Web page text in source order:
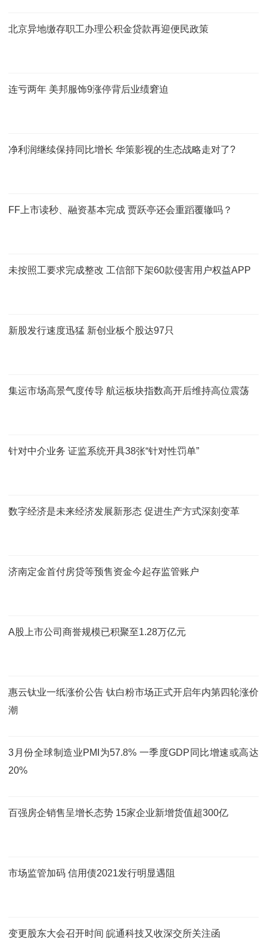
北京异地缴存职工办理公积金贷款再迎便民政策
连亏两年 美邦服饰9涨停背后业绩窘迫
净利润继续保持同比增长 华策影视的生态战略走对了?
FF上市读秒、融资基本完成 贾跃亭还会重蹈覆辙吗？
未按照工要求完成整改 工信部下架60款侵害用户权益APP
新股发行速度迅猛 新创业板个股达97只
集运市场高景气度传导 航运板块指数高开后维持高位震荡
针对中介业务 证监系统开具38张“针对性罚单”
数字经济是未来经济发展新形态 促进生产方式深刻变革
济南定金首付房贷等预售资金今起存监管账户
A股上市公司商誉规模已积聚至1.28万亿元
惠云钛业一纸涨价公告 钛白粉市场正式开启年内第四轮涨价
潮
3月份全球制造业PMI为57.8% 一季度GDP同比增速或高达
20%
百强房企销售呈增长态势 15家企业新增货值超300亿
市场监管加码 信用债2021发行明显遇阻
变更股东大会召开时间 皖通科技又收深交所关注函